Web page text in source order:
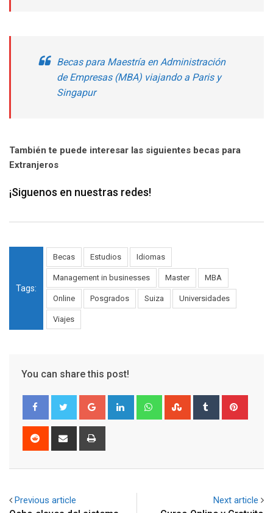
Becas para Maestría en Administración
de Empresas (MBA) viajando a Paris y
Singapur
También te puede interesar las siguientes becas para
Extranjeros
¡Siguenos en nuestras redes!
Tags:
Becas Estudios Idiomas
Management in businesses Master MBA
Online Posgrados Suiza Universidades
Viajes
You can share this post!
Google+ LinkedIn WhatsappStumbleUpon
Tumblr
Reddit
Share
Previous article Next article